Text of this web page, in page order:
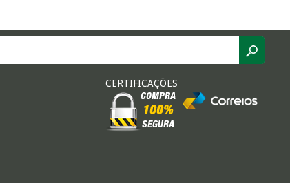
CERTIFICAÇÕES